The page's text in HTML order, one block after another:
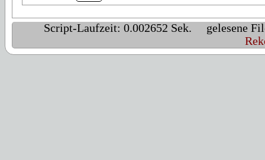
Script-Laufzeit: 0.002652 Sek. gelesene